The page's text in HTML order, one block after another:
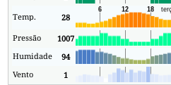
Temp.
28
Pressão
1007
Humidade
94
Vento
1